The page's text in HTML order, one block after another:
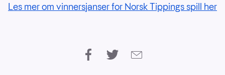
Les mer om vinnersjanser for Norsk Tippings spill her